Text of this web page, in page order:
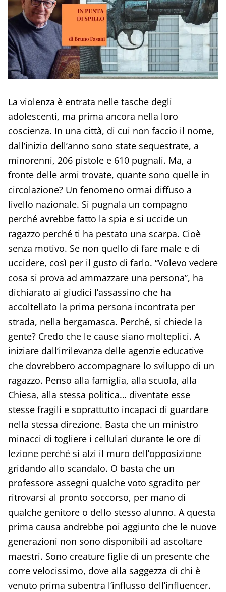
La violenza è entrata nelle tasche degli
adolescenti, ma prima ancora nella loro
coscienza. In una città, di cui non faccio il nome,
dall’inizio dell’anno sono state sequestrate, a
minorenni, 206 pistole e 610 pugnali. Ma, a
fronte delle armi trovate, quante sono quelle in
circolazione? Un fenomeno ormai diffuso a
livello nazionale. Si pugnala un compagno
perché avrebbe fatto la spia e si uccide un
ragazzo perché ti ha pestato una scarpa. Cioè
senza motivo. Se non quello di fare male e di
uccidere, così per il gusto di farlo. “Volevo vedere
cosa si prova ad ammazzare una persona”, ha
dichiarato ai giudici l’assassino che ha
accoltellato la prima persona incontrata per
strada, nella bergamasca. Perché, si chiede la
gente? Credo che le cause siano molteplici. A
iniziare dall’irrilevanza delle agenzie educative
che dovrebbero accompagnare lo sviluppo di un
ragazzo. Penso alla famiglia, alla scuola, alla
Chiesa, alla stessa politica… diventate esse
stesse fragili e soprattutto incapaci di guardare
nella stessa direzione. Basta che un ministro
minacci di togliere i cellulari durante le ore di
lezione perché si alzi il muro dell’opposizione
gridando allo scandalo. O basta che un
professore assegni qualche voto sgradito per
ritrovarsi al pronto soccorso, per mano di
qualche genitore o dello stesso alunno. A questa
prima causa andrebbe poi aggiunto che le nuove
generazioni non sono disponibili ad ascoltare
maestri. Sono creature figlie di un presente che
corre velocissimo, dove alla saggezza di chi è
venuto prima subentra l’influsso dell’influencer.